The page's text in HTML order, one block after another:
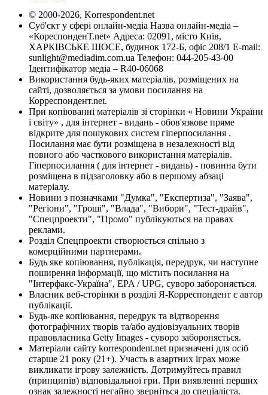
© 2000-2026, Korrespondent.net
Суб'єкт у сфері онлайн-медіа Назва онлайн-медіа –
«КореспонденТ.net» Адреса: 02091, місто Київ,
ХАРКІВСЬКЕ ШОСЕ, будинок 172-Б, офіс 208/1 E-mail:
sunlight@mediadim.com.ua Телефон: 044-205-43-00
Ідентифікатор медіа – R40-06068
Використання будь-яких матеріалів, розміщених на
сайті, дозволяється за умови посилання на
Корреспондент.net.
При копіюванні матеріалів зі сторінки « Новини України
і світу» , для інтернет - видань - обов'язкове пряме
відкрите для пошукових систем гіперпосилання .
Посилання має бути розміщена в незалежності від
повного або часткового використання матеріалів.
Гіперпосилання ( для інтернет - видань) - повинна бути
розміщена в підзаголовку або в першому абзаці
матеріалу.
Новини з позначками "Думка", "Експертиза", "Заява",
"Регіони", "Гроші", "Влада", "Вибори", "Тест-драйв",
"Спецпроекти", "Промо" публікуються на правах
реклами.
Розділ Спецпроекти створюється спільно з
комерційними партнерами.
Будь яке копіювання, публікація, передрук, чи наступне
поширення інформації, що містить посилання на
"Інтерфакс-Україна", EPA / UPG, суворо забороняється.
Власник веб-сторінки в розділі Я-Корреспондент є автор
публікації.
Будь-яке копіювання, передрук та відтворення
фотографічних творів та/або аудіовізуальних творів
правовласника Getty Images - суворо забороняється.
Матеріали сайту korrespondent.net призначені для осіб
старше 21 року (21+). Участь в азартних іграх може
викликати ігрову залежність. Дотримуйтесь правил
(принципів) відповідальної гри. При виявленні перших
ознак залежності негайно зверніться до спеціаліста.